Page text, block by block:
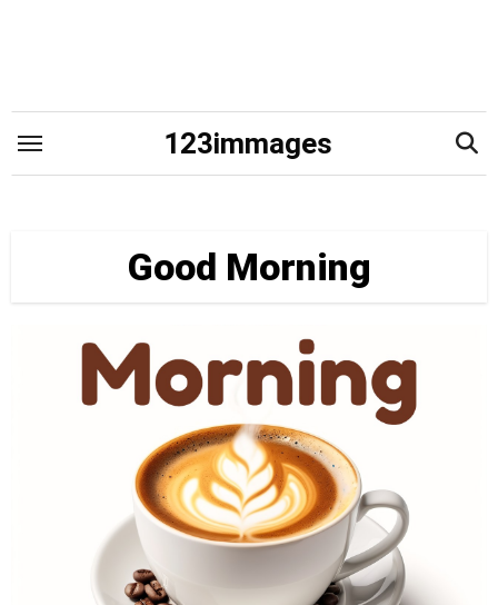
123immages
Good Morning